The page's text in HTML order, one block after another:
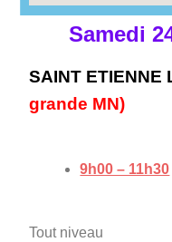
Samedi
SAINT ETIENNE
grande MN)
9h00 – 11h30
Tout niveau